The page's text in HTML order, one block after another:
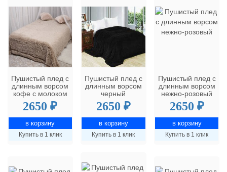
Пушистый плед с
длинным ворсом
кофе с молоком
2650 ₽
Купить в 1 клик
Пушистый плед с
длинным ворсом
черный
2650 ₽
Купить в 1 клик
Пушистый плед с
длинным ворсом
нежно-розовый
2650 ₽
Купить в 1 клик